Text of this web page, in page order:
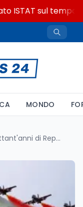
ISTAT sul tempo
MONDO
2 giugno: ottant'anni di Repubblica e d'Italia